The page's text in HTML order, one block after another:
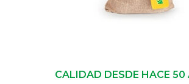
CALIDAD DESDE HACE 50